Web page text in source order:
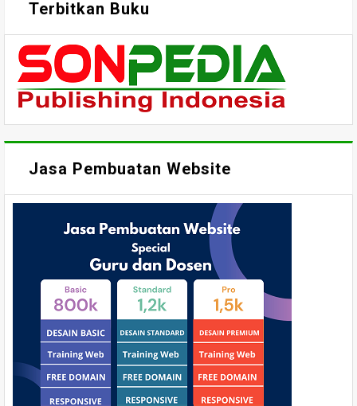
Terbitkan Buku
Jasa Pembuatan Website